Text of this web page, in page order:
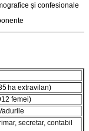
și confesionale
ha extravilan)
femei)
secretar, contabil